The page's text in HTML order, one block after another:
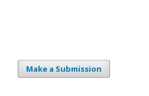
Make a Submission